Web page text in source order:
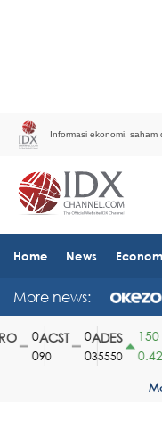
Informasi ekonomi, saham
Home News
More news:
ACST
90
ADES
35550
150
0.42